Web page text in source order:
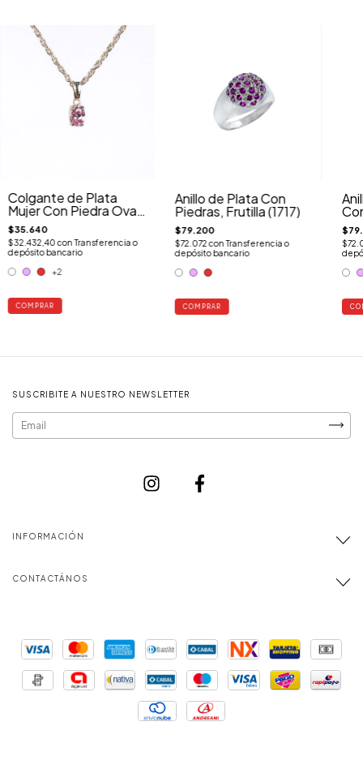
Colgante de Plata
Mujer Con Piedra Oval
(9502P)
$35.640
$32.432,40con Transferencia o
depósito bancario
+2
COMPRAR
Anillo de Plata Con
Piedras, Frutilla (1717)
$79.200
$72.072con Transferencia o
depósito bancario
COMPRAR
SUSCRIBITE A NUESTRO NEWSLETTER
INFORMACIÓN
CONTACTÁNOS